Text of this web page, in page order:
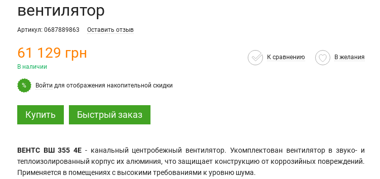
вентилятор
Артикул: 0687889863 Оставить отзыв
61 129 грн
В наличии
К сравнению В желания
% Войти для отображения накопительной скидки
Купить Быстрый заказ
ВЕНТС ВШ 355 4Е - канальный центробежный вентилятор. Укомплектован вентилятор в звуко- и
теплоизолированный корпус их алюминия, что защищает конструкцию от коррозийных повреждений.
Применяется в помещениях с высокими требованиями к уровню шума.